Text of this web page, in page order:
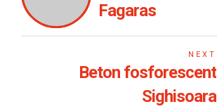
Fagaras
NEXT
Beton fosforescent
Sighisoara